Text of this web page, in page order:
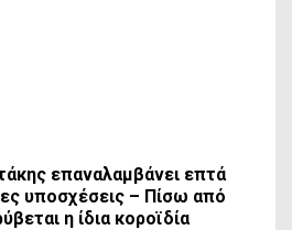
επαναλαμβάνει επτά
υποσχέσεις – Πίσω από
η ίδια κοροϊδία